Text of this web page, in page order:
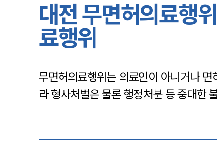
대전 무면허의료행
료행위
무면허의료행위는 의료인이 아니거나
라 형사처벌은 물론 행정처분 등 중대한